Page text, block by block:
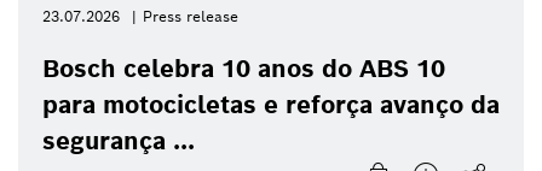
23.07.2026 Press release
Bosch celebra 10 anos do ABS 10
para motocicletas e reforça avanço da
segurança ...